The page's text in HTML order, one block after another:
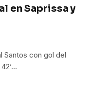
en Saprissa y
Santos con gol del